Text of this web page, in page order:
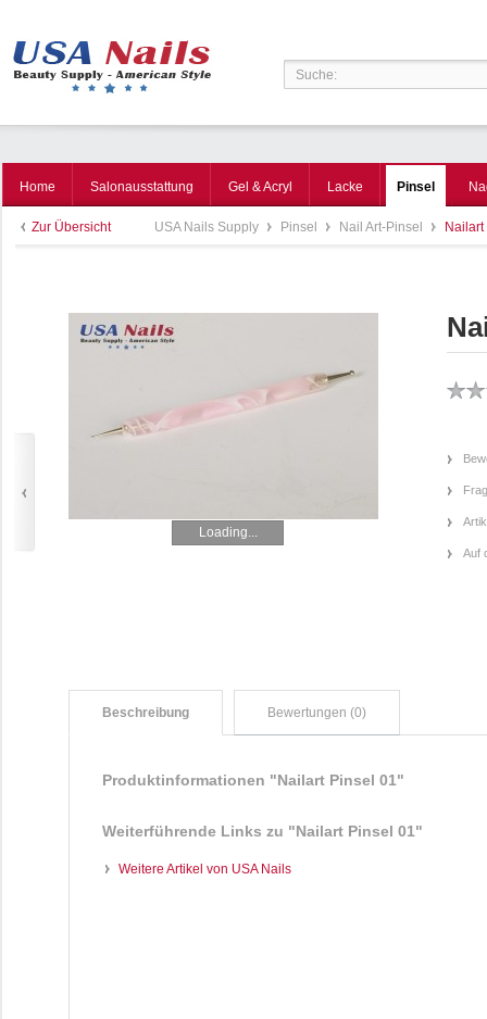
Home Salonausstattung Gel & Acryl Lacke Pinsel
Zur Übersicht USA Nails Supply Pinsel Nail Art-Pinsel
Loading...
Auf
Beschreibung Bewertungen (0)
Produktinformationen "Nailart Pinsel 01"
Weiterführende Links zu "Nailart Pinsel 01"
Weitere Artikel von USA Nails